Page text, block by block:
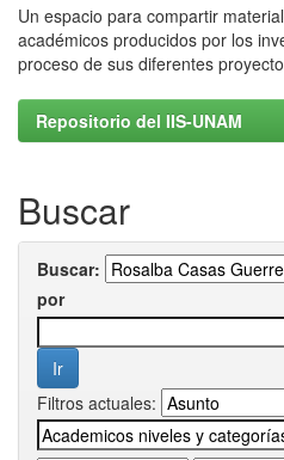
Un espacio para compartir
académicos producidos por los
proceso de sus diferentes
Repositorio del IIS-UNAM
Buscar
Buscar:
por
Filtros actuales: